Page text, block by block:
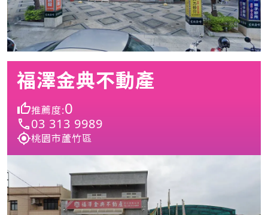
福澤金典不動產
推薦度:0
03 313 9989
桃園市蘆竹區